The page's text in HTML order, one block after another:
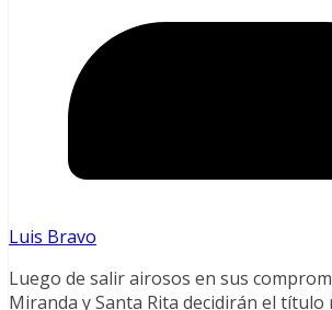
Luis Bravo
Luego de salir airosos en sus
Miranda y Santa Rita decidirán el título